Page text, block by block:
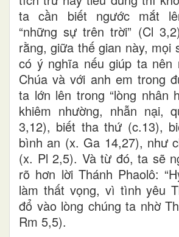
ta cần biết ngước mắt
“những sự trên trời” (Cl
rằng, giữa thế gian này, mọi
có ý nghĩa nếu giúp ta nên
Chúa và với anh em trong
ta lớn lên trong “lòng nhân
khiêm nhường, nhẫn nại,
3,12), biết tha thứ (c.13),
bình an (x. Ga 14,27), như
(x. Pl 2,5). Và từ đó, ta sẽ
rõ hơn lời Thánh Phaolô:
làm thất vọng, vì tình yêu
đổ vào lòng chúng ta nhờ
Rm 5,5).